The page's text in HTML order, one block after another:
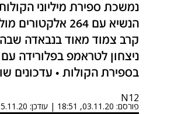
נמשכת ספירת מיליוני
קרב צמוד מאוד בנבאדה שבה
בספירת הקולות • עדכונים
N12
פורסם: 03.11.20, 18:51
| עודכן: 07:40